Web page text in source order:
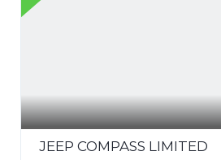
JEEP COMPASS LIMITED